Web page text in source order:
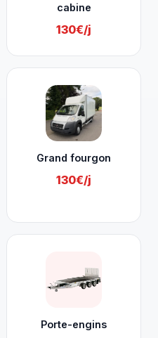
cabine
130€/j
Grand fourgon
130€/j
Porte-engins